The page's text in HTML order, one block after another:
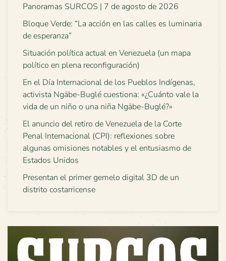
Panoramas SURCOS | 7 de agosto de 2026
Bloque Verde: “La acción en las calles es luminaria
de esperanza”
Situación política actual en Venezuela (un mapa
político en plena reconfiguración)
En el Día Internacional de los Pueblos Indígenas,
activista Ngäbe-Buglé cuestiona: «¿Cuánto vale la
vida de un niño o una niña Ngäbe-Buglé?»
El anuncio del retiro de Venezuela de la Corte
Penal Internacional (CPI): reflexiones sobre
algunas omisiones notables y el entusiasmo de
Estados Unidos
Presentan el primer gemelo digital 3D de un
distrito costarricense